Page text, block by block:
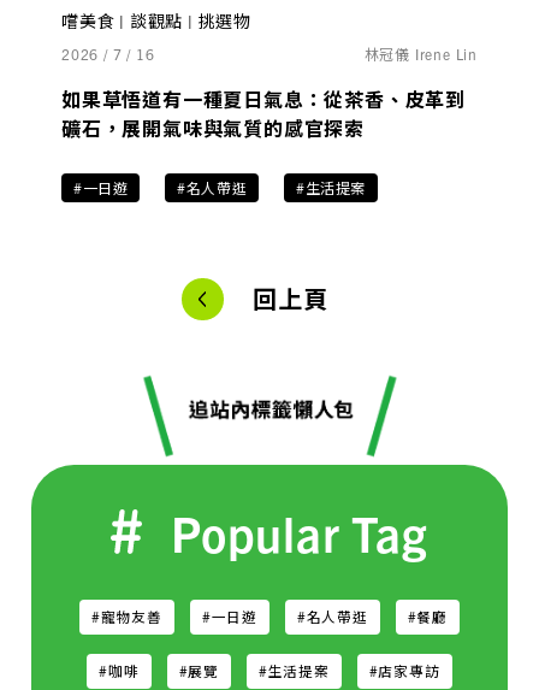
嚐美食 | 談觀點 | 挑選物
2026 / 7 / 16 林冠儀 Irene Lin
如果草悟道有一種夏日氣息：從茶香、皮革到
礦石，展開氣味與氣質的感官探索
#一日遊 #名人帶逛 #生活提案
回上頁
Popular Tag
#寵物友善 #一日遊 #名人帶逛 #餐廳
#咖啡 #展覽 #生活提案 #店家專訪